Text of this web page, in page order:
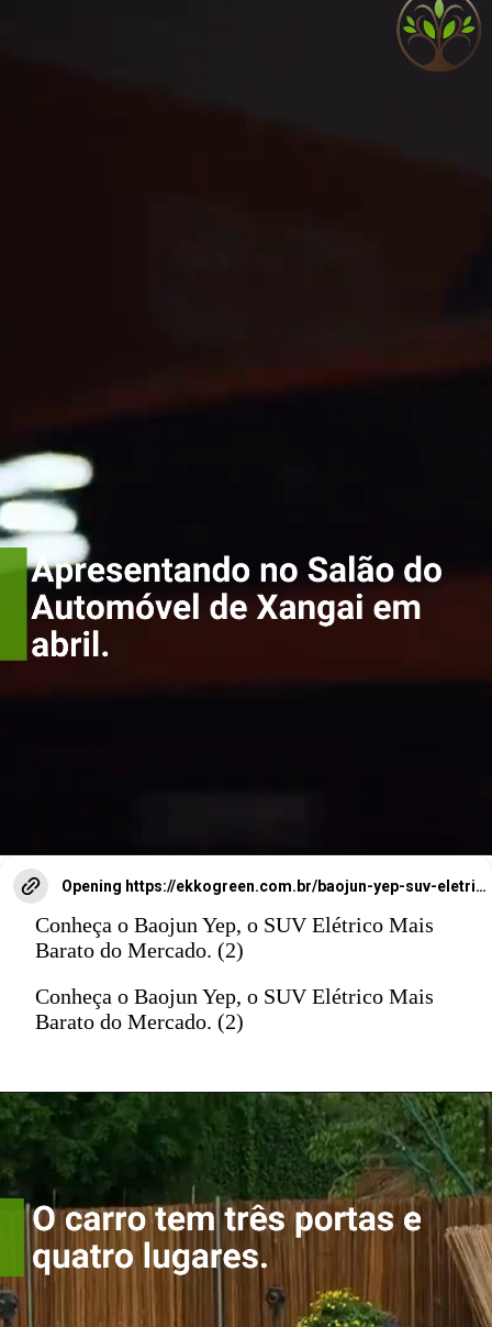
Apresentando no Salão
Opening https://ekkogreen.com.br/baojun-yep-suv-eletrico/?utm_source=google&utm_medium=web-stories&utm_campaign=mobilidade&utm_term=suv-eletrico
Conheça o Baojun Yep, o SUV Elétrico Mais
Barato do Mercado. (2)
Conheça o Baojun Yep, o SUV Elétrico Mais
Barato do Mercado. (2)